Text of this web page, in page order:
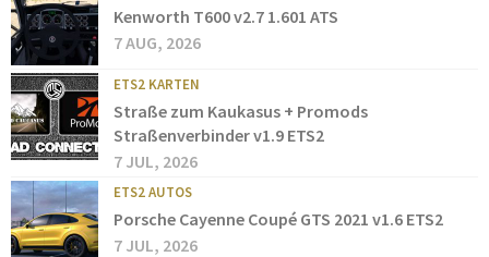
Kenworth T600 v2.7 1.601 ATS
7 AUG, 2026
ETS2 KARTEN
Straße zum Kaukasus + Promods
Straßenverbinder v1.9 ETS2
7 JUL, 2026
ETS2 AUTOS
Porsche Cayenne Coupé GTS 2021 v1.6 ETS2
7 JUL, 2026